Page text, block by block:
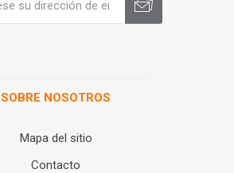
SOBRE NOSOTROS
Mapa del sitio
Contacto